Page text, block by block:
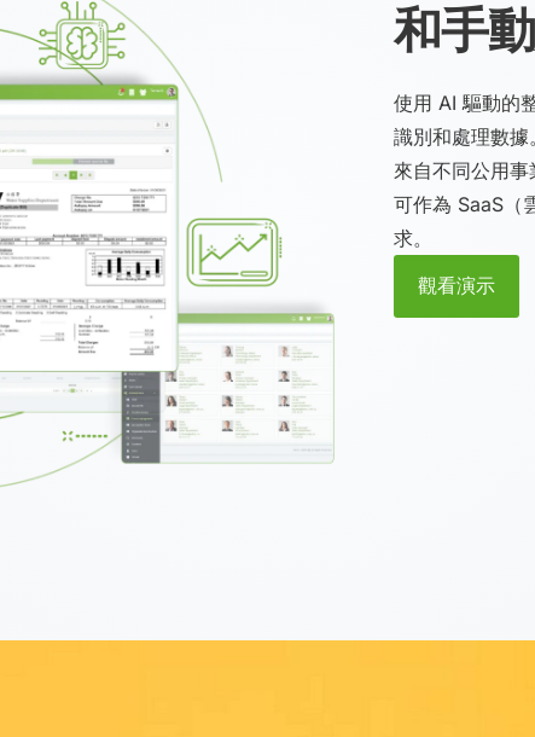
和手
使用 AI 驅動的
識別和處理數
來自不同公用
可作為 SaaS（
求。
觀看演示